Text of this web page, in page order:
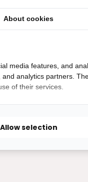
Heb je
Bereikbaar van
0162-231130
About cookies
media features, and
analytics partners.
of their services.
Allow selection